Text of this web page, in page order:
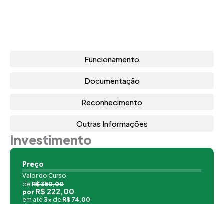
Funcionamento
Documentação
Reconhecimento
Outras Informações
Investimento
Preço
Valor do Curso
de R$ 350,00
por R$ 222,00
em até 3x de R$ 74,00